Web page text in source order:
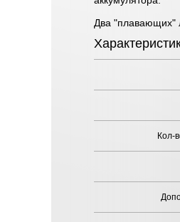
Два "плавающих"
Кол-